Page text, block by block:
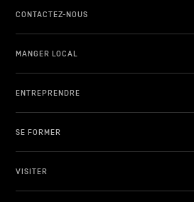
CONTACTEZ-NOUS
MANGER LOCAL
ENTREPRENDRE
SE FORMER
VISITER